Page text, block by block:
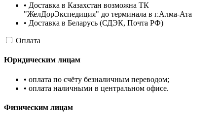
• Доставка в Казахстан возможна ТК
"ЖелДорЭкспедиция" до терминала в г.Алма-Ата
• Доставка в Беларусь (СДЭК, Почта РФ)
Оплата
Юридическим лицам
• оплата по счёту безналичным переводом;
• оплата наличными в центральном офисе.
Физическим лицам